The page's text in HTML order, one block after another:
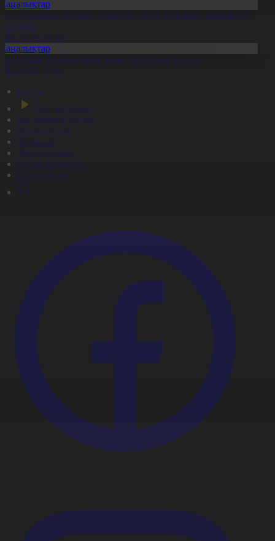
Арабиясы, Түркия, Пәкістан ортақ қорғаныс келісіміне
қойды
17:05
үкіметаралық кеңестің отырысы өтті
17:04
Басты
Тікелей эфир
Бағдарлама кестесі
Жаңалықтар
Жобалар
Телехикаялар
Мультсериалдар
Видеоархив